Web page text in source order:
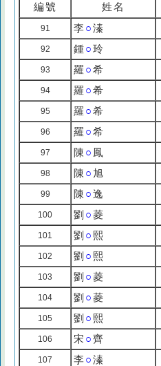
編號 姓名
91 李○溱
92 鍾○玲
93 羅 ○希
94 羅 ○希
95 羅 ○希
96 羅 ○希
97 陳 ○ 鳳
98 陳 ○ 旭
99 陳 ○逸
100 劉 ○菱
101 劉 ○ 熙
102 劉 ○ 熙
103 劉 ○菱
104 劉 ○菱
105 劉 ○ 熙
106 宋 ○齊
107 李○溱